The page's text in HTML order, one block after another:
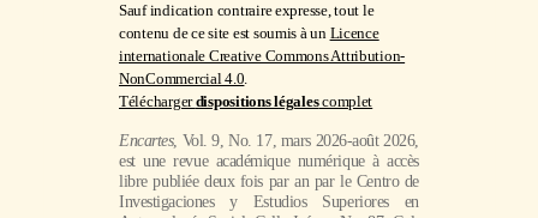
Sauf indication contraire expresse, tout le
contenu de ce site est soumis à un Licence
internationale Creative Commons Attribution-
NonCommercial 4.0.
Téléchargerdispositions légalescomplet
Encartes, Vol. 9, No. 17, mars 2026-août 2026,
est une revue académique numérique à accès
libre publiée deux fois par an par le Centro de
Investigaciones y Estudios Superiores en